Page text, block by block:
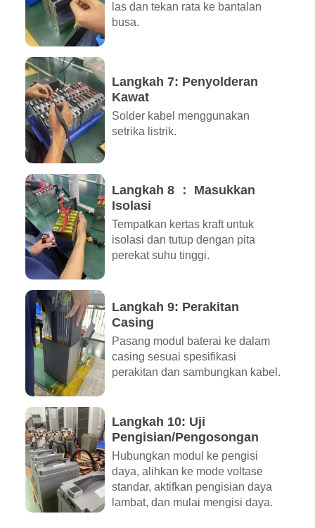
las dan tekan rata ke bantalan
busa.
Langkah 7: Penyolderan
Kawat
Solder kabel menggunakan
setrika listrik.
Langkah 8 ： Masukkan
Isolasi
Tempatkan kertas kraft untuk
isolasi dan tutup dengan pita
perekat suhu tinggi.
Langkah 9: Perakitan
Casing
Pasang modul baterai ke dalam
casing sesuai spesifikasi
perakitan dan sambungkan kabel.
Langkah 10: Uji
Pengisian/Pengosongan
Hubungkan modul ke pengisi
daya, alihkan ke mode voltase
standar, aktifkan pengisian daya
lambat, dan mulai mengisi daya.